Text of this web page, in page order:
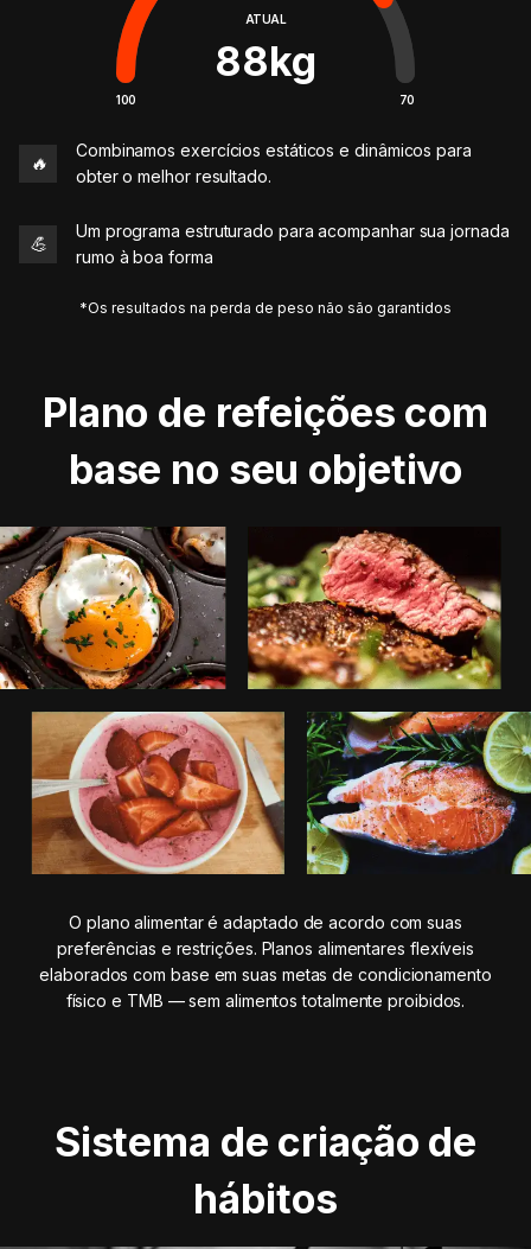
ATUAL
88kg
100 70
🔥
Combinamos exercícios estáticos e dinâmicos para
obter o melhor resultado.
💪
Um programa estruturado para acompanhar sua jornada
rumo à boa forma
*Os resultados na perda de peso não são garantidos
Plano de refeições com
base no seu objetivo
O plano alimentar é adaptado de acordo com suas
preferências e restrições. Planos alimentares flexíveis
elaborados com base em suas metas de condicionamento
físico e TMB — sem alimentos totalmente proibidos.
Sistema de criação de
hábitos